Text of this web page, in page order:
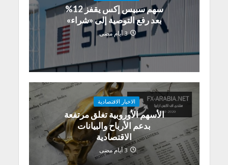
سهم سبيس إكس يقفز 12%
بعد رفع التوصية إلى «شراء»
3 أيام مضى
الاخبار الاقتصادية
الأسهم الأوروبية تغلق مرتفعة
بدعم الأرباح والبيانات
الاقتصادية
3 أيام مضى